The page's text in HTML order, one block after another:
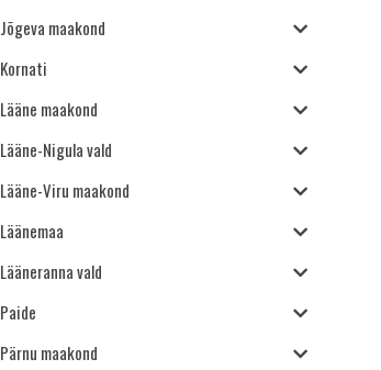
Jõgeva maakond
Kornati
Lääne maakond
Lääne-Nigula vald
Lääne-Viru maakond
Läänemaa
Lääneranna vald
Paide
Pärnu maakond